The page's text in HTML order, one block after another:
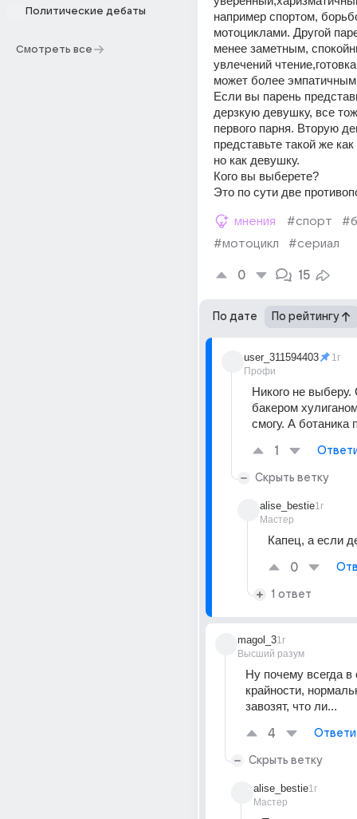
Политические дебаты
Смотреть все
например спортом,
мотоциклами. Другой
менее заметным,
увлечений
может более
Если вы парень
дерзкую девушку, все
первого парня. Вторую
представьте такой же
но как девушку.
Кого вы выберете?
Это по сути две
мнения #спорт
#мотоцикл
#сериал
0 15
По дате По рейтингу
user_311594403
Профи
1г
Никого не выберу.
бакером
смогу. А ботаника
1
Скрыть ветку
alise_bestie
Мастер
1г
Капец, а если
0
1 ответ
magol_3
Высший разум
1г
Ну почему всегда в
крайности,
завозят, что ли...
4
Скрыть ветку
alise_bestie
Мастер
1г